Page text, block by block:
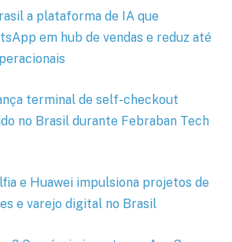
a plataforma de IA que
em hub de vendas e reduz até
terminal de self-checkout
no Brasil durante Febraban Tech
e Huawei impulsiona projetos de
e varejo digital no Brasil